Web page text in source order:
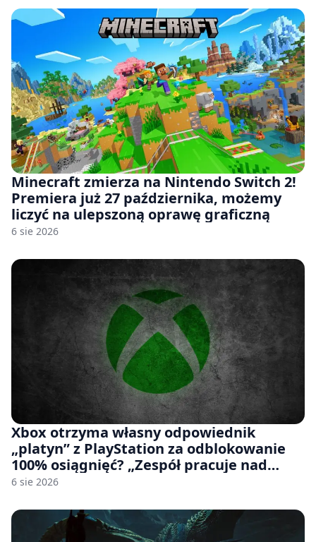
Minecraft zmierza na Nintendo Switch 2!
Premiera już 27 października, możemy
liczyć na ulepszoną oprawę graficzną
6 sie 2026
Xbox otrzyma własny odpowiednik
„platyn” z PlayStation za odblokowanie
100% osiągnięć? „Zespół pracuje nad
czymś, co ma się pojawić jeszcze w tym
6 sie 2026